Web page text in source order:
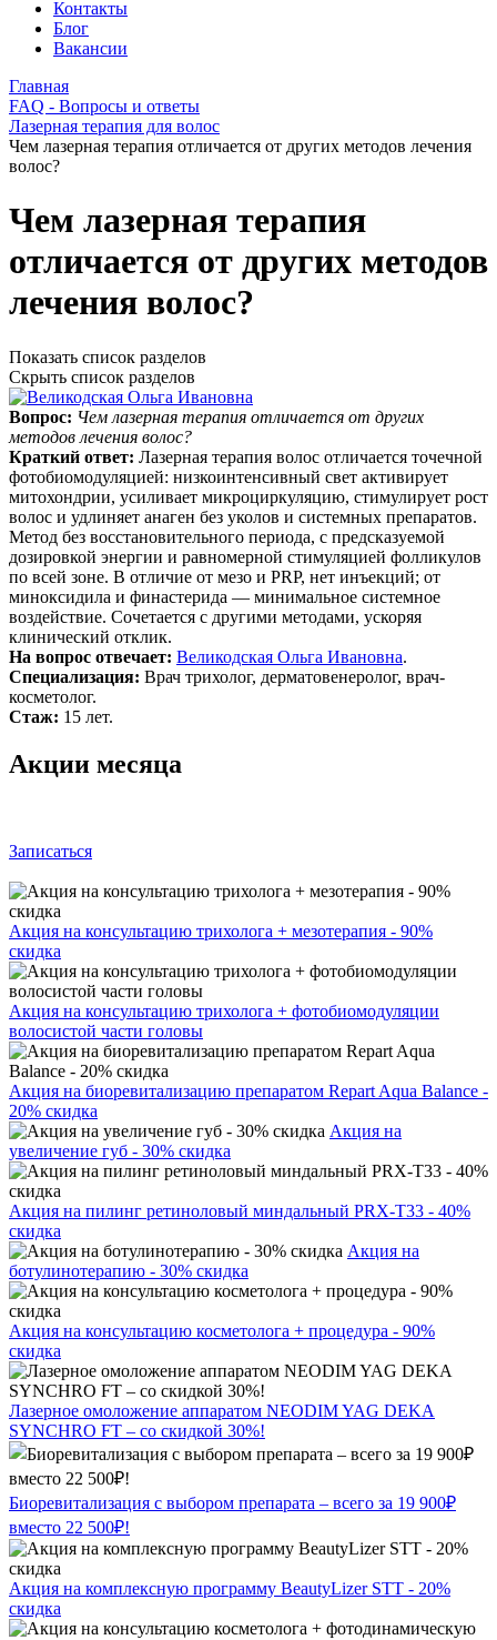
Контакты
Блог
Вакансии
Главная
FAQ - Вопросы и ответы
Лазерная терапия для волос
Чем лазерная терапия отличается от других методов лечения
волос?
Чем лазерная терапия
отличается от других методов
лечения волос?
Показать список разделов
Скрыть список разделов
Вопрос: Чем лазерная терапия отличается от других
методов лечения волос?
Краткий ответ: Лазерная терапия волос отличается точечной
фотобиомодуляцией: низкоинтенсивный свет активирует
митохондрии, усиливает микроциркуляцию, стимулирует рост
волос и удлиняет анаген без уколов и системных препаратов.
Метод без восстановительного периода, с предсказуемой
дозировкой энергии и равномерной стимуляцией фолликулов
по всей зоне. В отличие от мезо и PRP, нет инъекций; от
миноксидила и финастерида — минимальное системное
воздействие. Сочетается с другими методами, ускоряя
клинический отклик.
На вопрос отвечает: Великодская Ольга Ивановна.
Специализация: Врач трихолог, дерматовенеролог, врач-
косметолог.
Стаж: 15 лет.
Акции месяца
Записаться
Акция на консультацию трихолога + мезотерапия - 90%
скидка
Акция на консультацию трихолога + фотобиомодуляции
волосистой части головы
Акция на биоревитализацию препаратом Repart Aqua Balance -
20% скидка
Акция на
увеличение губ - 30% скидка
Акция на пилинг ретиноловый миндальный PRX-T33 - 40%
скидка
Акция на
ботулинотерапию - 30% скидка
Акция на консультацию косметолога + процедура - 90%
скидка
Лазерное омоложение аппаратом NEODIM YAG DEKA
SYNCHRO FT – со скидкой 30%!
Биоревитализация с выбором препарата – всего за 19 900₽
вместо 22 500₽!
Акция на комплексную программу BeautyLizer STT - 20%
скидка